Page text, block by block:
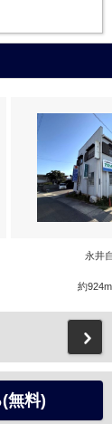
永井
約
無料)